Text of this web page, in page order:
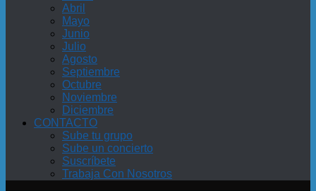
Abril
Mayo
Junio
Julio
Agosto
Septiembre
Octubre
Noviembre
Diciembre
CONTACTO
Sube tu grupo
Sube un concierto
Suscríbete
Trabaja Con Nosotros